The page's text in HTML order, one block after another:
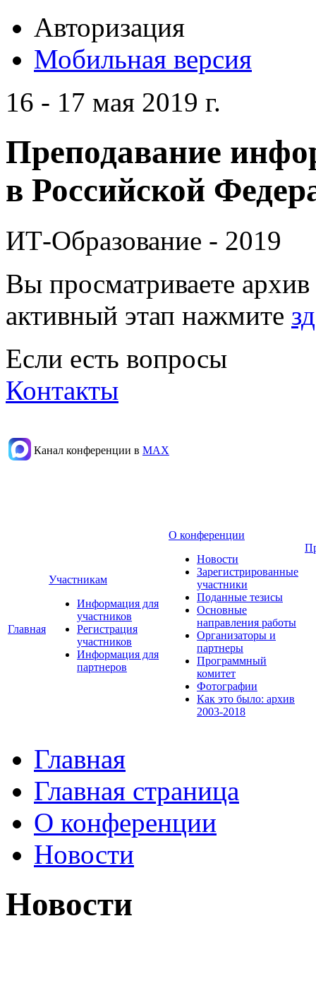
Авторизация
Мобильная версия
16 - 17 мая 2019 г.
Преподавание
в Российской
ИТ-Образование - 2019
Вы просматриваете
активный этап нажмите
Если есть вопросы
Контакты
Канал конференции в МАХ
Главная
Участникам
Информация для
участников
Регистрация
участников
Информация для
партнеров
О конференции
Новости
Зарегистрированные
участники
Поданные тезисы
Основные
направления работы
Организаторы и
партнеры
Программный
комитет
Фотографии
Как это было: архив
2003-2018
Главная
Главная страница
О конференции
Новости
Новости